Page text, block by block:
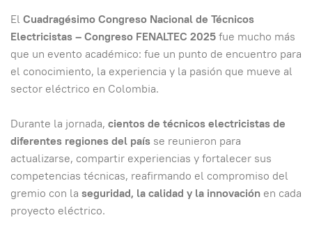
El Cuadragésimo Congreso Nacional de Técnicos
Electricistas – Congreso FENALTEC 2025fue mucho más
que un evento académico: fue un punto de encuentro para
el conocimiento, la experiencia y la pasión que mueve al
sector eléctrico en Colombia.
Durante la jornada, cientos de técnicos electricistas de
diferentes regiones del país se reunieron para
actualizarse, compartir experiencias y fortalecer sus
competencias técnicas, reafirmando el compromiso del
gremio con la seguridad, la calidad y la innovación en cada
proyecto eléctrico.